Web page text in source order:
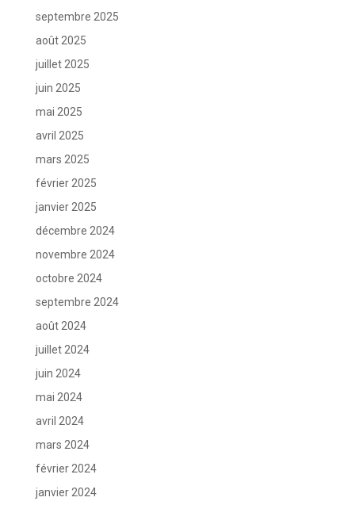
septembre 2025
août 2025
juillet 2025
juin 2025
mai 2025
avril 2025
mars 2025
février 2025
janvier 2025
décembre 2024
novembre 2024
octobre 2024
septembre 2024
août 2024
juillet 2024
juin 2024
mai 2024
avril 2024
mars 2024
février 2024
janvier 2024